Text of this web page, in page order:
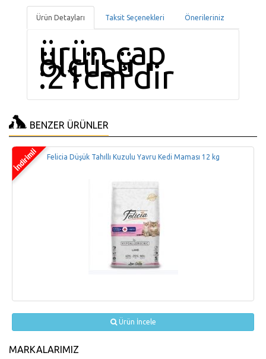
Ürün Detayları Taksit Seçenekleri Önerileriniz
ürün çap
ölçüsü
:21cm'dir
BENZER ÜRÜNLER
Felicia Düşük Tahıllı Kuzulu Yavru Kedi Maması 12 kg
Ürün İncele
MARKALARIMIZ